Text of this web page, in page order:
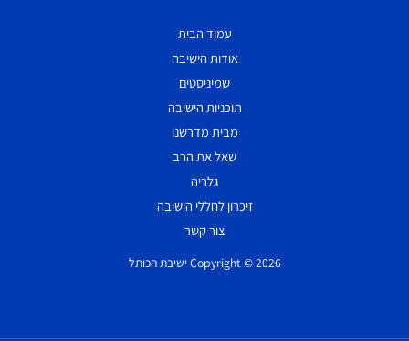
עמוד הבית
אודות הישיבה
שמיניסטים
תוכניות הישיבה
מבית מדרשנו
שאל את הרב
גלריה
זיכרון לחללי הישיבה
צור קשר
Copyright © 2026 ישיבת הכותל